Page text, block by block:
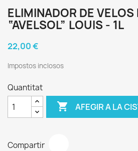
ELIMINADOR DE
“AVELSOL” LOUIS - 1L
22,00 €
Impostos inclosos
Quantitat
 AFEGIR A LA
Compartir